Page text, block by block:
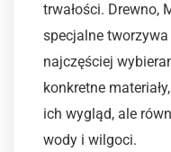
trwałości. Drewno,
specjalne
najczęściej
konkretne
ich wygląd, ale
wody i wilgoci.